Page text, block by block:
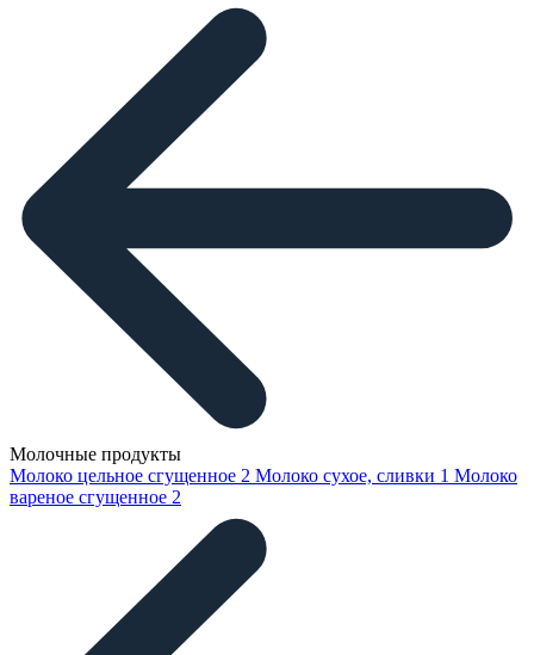
Молочные продукты
Молоко цельное сгущенное 2 Молоко сухое, сливки 1 Молоко
вареное сгущенное 2